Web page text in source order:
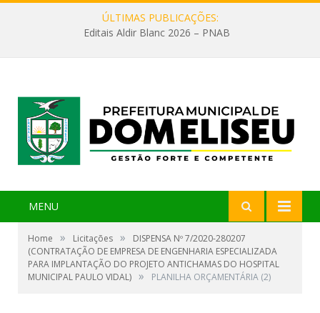
ÚLTIMAS PUBLICAÇÕES:
Editais Aldir Blanc 2026 – PNAB
MENU
Home » Licitações »
DISPENSA Nº 7/2020-280207
(CONTRATAÇÃO DE EMPRESA DE ENGENHARIA ESPECIALIZADA
PARA IMPLANTAÇÃO DO PROJETO ANTICHAMAS DO HOSPITAL
MUNICIPAL PAULO VIDAL) » PLANILHA ORÇAMENTÁRIA (2)